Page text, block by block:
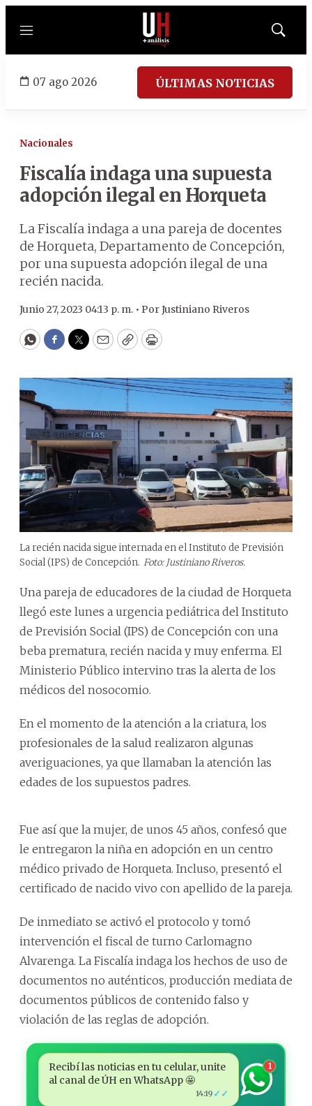
Menú
Mostrar
07 ago 2026 ÚLTIMAS NOTICIAS
Nacionales
Fiscalía indaga una supuesta
adopción ilegal en Horqueta
La Fiscalía indaga a una pareja de docentes
de Horqueta, Departamento de Concepción,
por una supuesta adopción ilegal de una
recién nacida.
Junio 27, 2023 04:13 p. m. • PorJustiniano Riveros
WhatsApp
Facebook
Twitter
EmailCopyPrint
La recién nacida sigue internada en el Instituto de Previsión
Social (IPS) de Concepción. Foto: Justiniano Riveros.
Una pareja de educadores de la ciudad de Horqueta
llegó este lunes a urgencia pediátrica del Instituto
de Previsión Social (IPS) de Concepción con una
beba prematura, recién nacida y muy enferma. El
Ministerio Público intervino tras la alerta de los
médicos del nosocomio.
En el momento de la atención a la criatura, los
profesionales de la salud realizaron algunas
averiguaciones, ya que llamaban la atención las
edades de los supuestos padres.
Fue así que la mujer, de unos 45 años, confesó que
le entregaron la niña en adopción en un centro
médico privado de Horqueta. Incluso, presentó el
certificado de nacido vivo con apellido de la pareja.
De inmediato se activó el protocolo y tomó
intervención el fiscal de turno Carlomagno
Alvarenga. La Fiscalía indaga los hechos de uso de
documentos no auténticos, producción mediata de
documentos públicos de contenido falso y
violación de las reglas de adopción.
Recibí las noticias en tu celular, unite
al canal de ÚH en WhatsApp 🤩
14:19 ✓✓
1